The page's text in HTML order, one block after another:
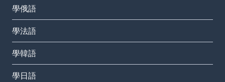
學俄語
學法語
學韓語
學日語